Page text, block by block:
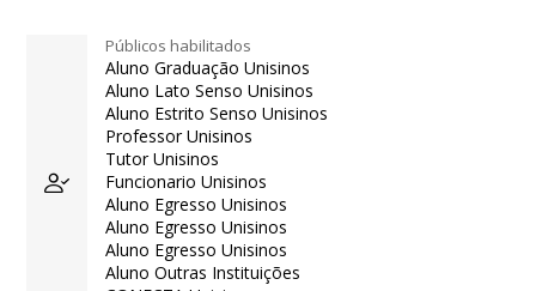
Públicos habilitados
Aluno Graduação Unisinos
Aluno Lato Senso Unisinos
Aluno Estrito Senso Unisinos
Professor Unisinos
Tutor Unisinos
Funcionario Unisinos
Aluno Egresso Unisinos
Aluno Egresso Unisinos
Aluno Egresso Unisinos
Aluno Outras Instituições